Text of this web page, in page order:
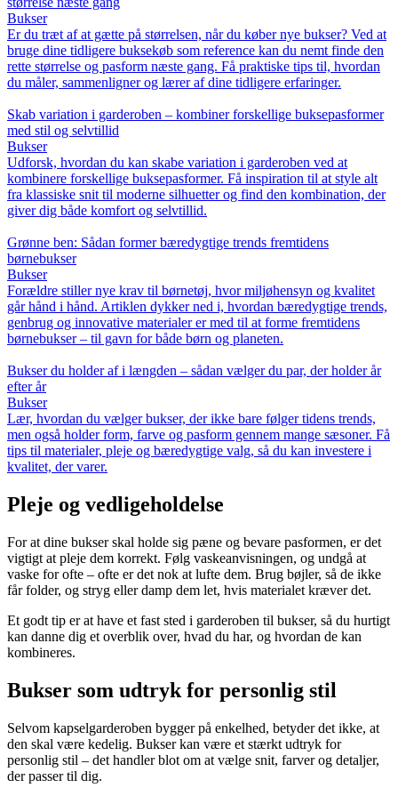
Bukser
Er du træt af at gætte på størrelsen, når du køber nye bukser? Ved at
bruge dine tidligere buksekøb som reference kan du nemt finde den
rette størrelse og pasform næste gang. Få praktiske tips til, hvordan
du måler, sammenligner og lærer af dine tidligere erfaringer.
Skab variation i garderoben – kombiner forskellige buksepasformer
med stil og selvtillid
Bukser
Udforsk, hvordan du kan skabe variation i garderoben ved at
kombinere forskellige buksepasformer. Få inspiration til at style alt
fra klassiske snit til moderne silhuetter og find den kombination, der
giver dig både komfort og selvtillid.
Grønne ben: Sådan former bæredygtige trends fremtidens
børnebukser
Bukser
Forældre stiller nye krav til børnetøj, hvor miljøhensyn og kvalitet
går hånd i hånd. Artiklen dykker ned i, hvordan bæredygtige trends,
genbrug og innovative materialer er med til at forme fremtidens
børnebukser – til gavn for både børn og planeten.
Bukser du holder af i længden – sådan vælger du par, der holder år
efter år
Bukser
Lær, hvordan du vælger bukser, der ikke bare følger tidens trends,
men også holder form, farve og pasform gennem mange sæsoner. Få
tips til materialer, pleje og bæredygtige valg, så du kan investere i
kvalitet, der varer.
Pleje og vedligeholdelse
For at dine bukser skal holde sig pæne og bevare pasformen, er det
vigtigt at pleje dem korrekt. Følg vaskeanvisningen, og undgå at
vaske for ofte – ofte er det nok at lufte dem. Brug bøjler, så de ikke
får folder, og stryg eller damp dem let, hvis materialet kræver det.
Et godt tip er at have et fast sted i garderoben til bukser, så du hurtigt
kan danne dig et overblik over, hvad du har, og hvordan de kan
kombineres.
Bukser som udtryk for personlig stil
Selvom kapselgarderoben bygger på enkelhed, betyder det ikke, at
den skal være kedelig. Bukser kan være et stærkt udtryk for
personlig stil – det handler blot om at vælge snit, farver og detaljer,
der passer til dig.